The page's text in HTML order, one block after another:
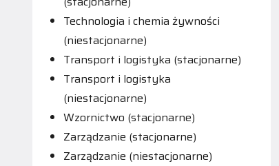
Technologia i chemia żywności
(niestacjonarne)
Transport i logistyka (stacjonarne)
Transport i logistyka
(niestacjonarne)
Wzornictwo (stacjonarne)
Zarządzanie (stacjonarne)
Zarządzanie (niestacjonarne)